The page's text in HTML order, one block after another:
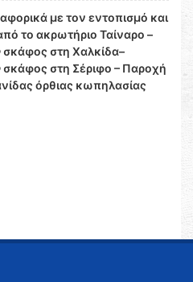
με τον εντοπισμό και
το ακρωτήριο Ταίναρο –
στη Χαλκίδα–
στη Σέριφο – Παροχή
όρθιας κωπηλασίας